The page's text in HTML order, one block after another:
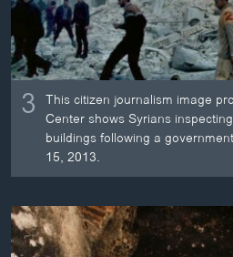
3 This citizen journalism image
Center shows Syrians
buildings following a
15, 2013.